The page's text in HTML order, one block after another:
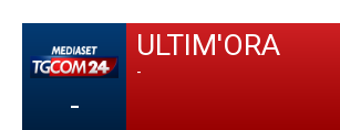
-
ULTIM'ORA
-